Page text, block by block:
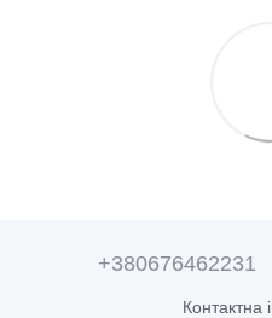
+380676462231
Контактна